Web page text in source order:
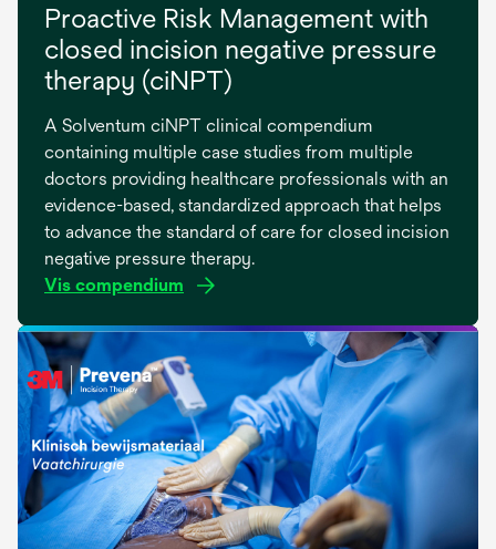
Proactive Risk Management with
closed incision negative pressure
therapy (ciNPT)
A Solventum ciNPT clinical compendium
containing multiple case studies from multiple
doctors providing healthcare professionals with an
evidence-based, standardized approach that helps
to advance the standard of care for closed incision
negative pressure therapy.
Vis compendium
opens
in
a
new
tab